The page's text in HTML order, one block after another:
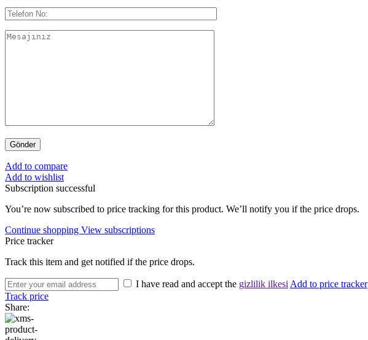
Add to compare
Add to wishlist
Subscription successful
You’re now subscribed to price tracking for this product. We’ll notify you if the price drops.
Continue shopping View subscriptions
Price tracker
Track this item and get notified if the price drops.
I have read and accept the gizlilik ilkesiAdd to price tracker
Track price
Share: